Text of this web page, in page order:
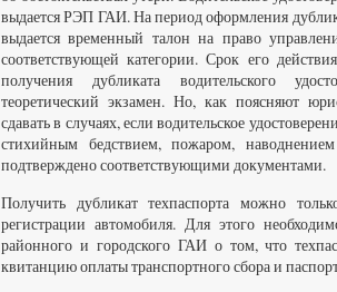
выдается РЭП ГАИ. На период оформления
выдается временный талон на право
соответствующей категории. Срок его
получения дубликата водительского
теоретический экзамен. Но, как поясняют
сдавать в случаях, если водительское
стихийным бедствием, пожаром,
подтверждено соответствующими документами.
Получить дубликат техпаспорта можно
регистрации автомобиля. Для этого
районного и городского ГАИ о том, что
квитанцию оплаты транспортного сбора и